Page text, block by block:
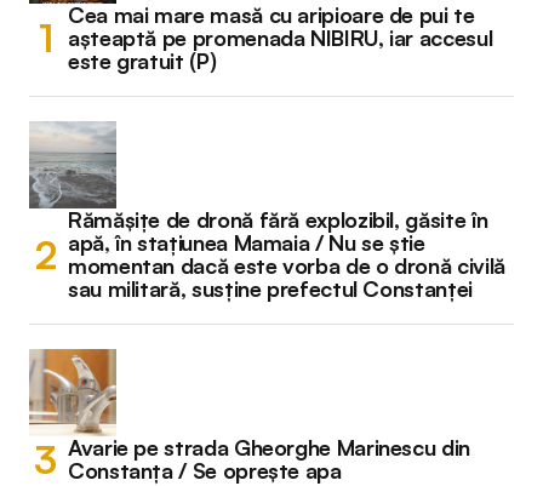
Cea mai mare masă cu aripioare de pui te
așteaptă pe promenada NIBIRU, iar accesul
este gratuit (P)
Rămășițe de dronă fără explozibil, găsite în
apă, în stațiunea Mamaia / Nu se știe
momentan dacă este vorba de o dronă civilă
sau militară, susține prefectul Constanței
Avarie pe strada Gheorghe Marinescu din
Constanța / Se oprește apa